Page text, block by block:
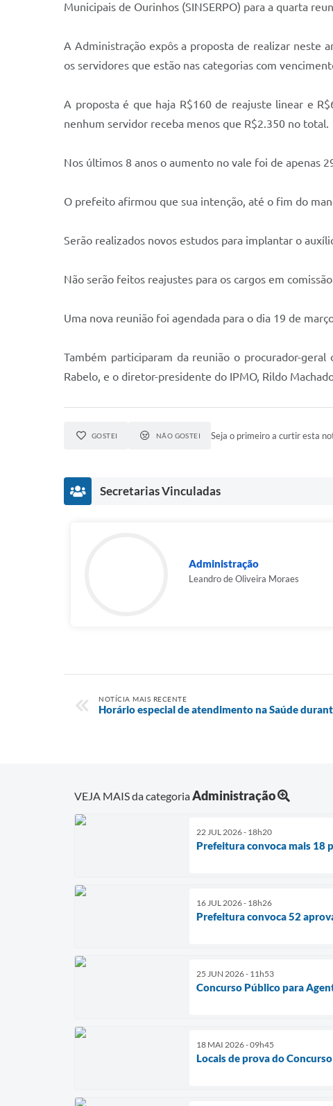
Municipais de Ourinhos (SINSERPO) para a quarta
A Administração expôs a proposta de realizar neste
os servidores que estão nas categorias com
A proposta é que haja R$160 de reajuste linear e
nenhum servidor receba menos que R$2.350 no total.
Nos últimos 8 anos o aumento no vale foi de apenas
O prefeito afirmou que sua intenção, até o fim do
Serão realizados novos estudos para implantar o
Não serão feitos reajustes para os cargos em
Uma nova reunião foi agendada para o dia 19 de
Também participaram da reunião o procurador-
Rabelo, e o diretor-presidente do IPMO, Rildo
GOSTEI NÃO GOSTEI Seja o primeiro a curtir esta
Secretarias Vinculadas
Administração
Leandro de Oliveira Moraes
NOTÍCIA MAIS RECENTE
Horário especial de atendimento na Saúde
VEJA MAIS da categoriaAdministração
22 JUL 2026 - 18h20
Prefeitura convoca mais 18
16 JUL 2026 - 18h26
Prefeitura convoca 52
25 JUN 2026 - 11h53
Concurso Público para
18 MAI 2026 - 09h45
Locais de prova do